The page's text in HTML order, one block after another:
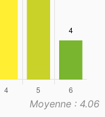
Moyenne : 4.06